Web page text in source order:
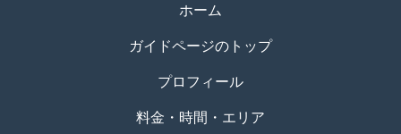
ホーム
ガイドページのトップ
プロフィール
料金・時間・エリア